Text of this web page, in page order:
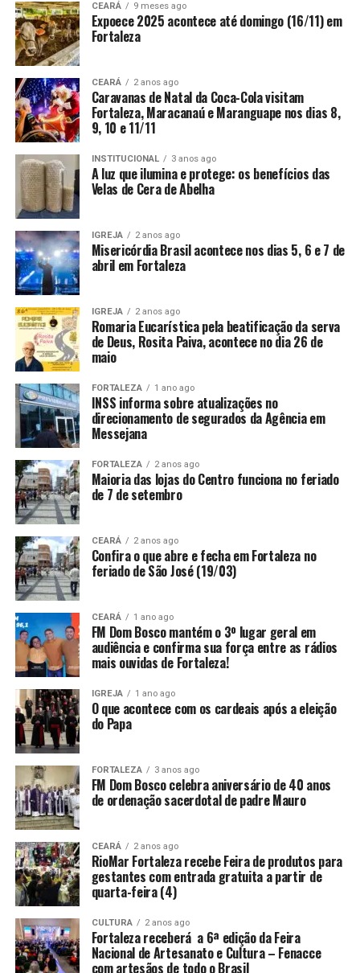
CEARÁ 9 meses ago
Expoece 2025 acontece até domingo (16/11) em
Fortaleza
CEARÁ 2 anos ago
Caravanas de Natal da Coca-Cola visitam
Fortaleza, Maracanaú e Maranguape nos dias 8,
9, 10 e 11/11
INSTITUCIONAL 3 anos ago
A luz que ilumina e protege: os benefícios das
Velas de Cera de Abelha
IGREJA 2 anos ago
Misericórdia Brasil acontece nos dias 5, 6 e 7 de
abril em Fortaleza
IGREJA 2 anos ago
Romaria Eucarística pela beatificação da serva
de Deus, Rosita Paiva, acontece no dia 26 de
maio
FORTALEZA 1 ano ago
INSS informa sobre atualizações no
direcionamento de segurados da Agência em
Messejana
FORTALEZA 2 anos ago
Maioria das lojas do Centro funciona no feriado
de 7 de setembro
CEARÁ 2 anos ago
Confira o que abre e fecha em Fortaleza no
feriado de São José (19/03)
CEARÁ 1 ano ago
FM Dom Bosco mantém o 3º lugar geral em
audiência e confirma sua força entre as rádios
mais ouvidas de Fortaleza!
IGREJA 1 ano ago
O que acontece com os cardeais após a eleição
do Papa
FORTALEZA 3 anos ago
FM Dom Bosco celebra aniversário de 40 anos
de ordenação sacerdotal de padre Mauro
CEARÁ 2 anos ago
RioMar Fortaleza recebe Feira de produtos para
gestantes com entrada gratuita a partir de
quarta-feira (4)
CULTURA 2 anos ago
Fortaleza receberá a 6ª edição da Feira
Nacional de Artesanato e Cultura – Fenacce
com artesãos de todo o Brasil